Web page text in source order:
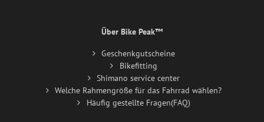
Über Bike Peak™
Geschenkgutscheine
Bikefitting
Shimano service center
Welche Rahmengröße für das Fahrrad wählen?
Häufig gestellte Fragen(FAQ)